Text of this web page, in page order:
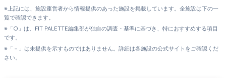
※上記には、施設運営者から情報提供のあった施設を掲載しています。全施設は下の一
覧で確認できます。
※「○」は、FIT PALETTE編集部が独自の調査・基準に基づき、特におすすめする項目
です。
※「－」は未提供を示すものではありません。詳細は各施設の公式サイトをご確認くだ
さい。